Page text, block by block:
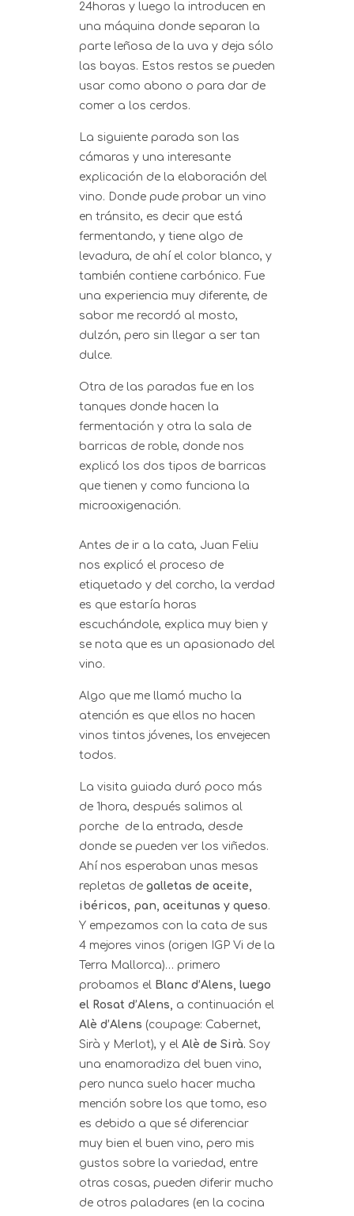
24horas y luego la introducen en
una máquina donde separan la
parte leñosa de la uva y deja sólo
las bayas. Estos restos se pueden
usar como abono o para dar de
comer a los cerdos.
La siguiente parada son las
cámaras y una interesante
explicación de la elaboración del
vino. Donde pude probar un vino
en tránsito, es decir que está
fermentando, y tiene algo de
levadura, de ahí el color blanco, y
también contiene carbónico. Fue
una experiencia muy diferente, de
sabor me recordó al mosto,
dulzón, pero sin llegar a ser tan
dulce.
Otra de las paradas fue en los
tanques donde hacen la
fermentación y otra la sala de
barricas de roble, donde nos
explicó los dos tipos de barricas
que tienen y como funciona la
microoxigenación.
Antes de ir a la cata, Juan Feliu
nos explicó el proceso de
etiquetado y del corcho, la verdad
es que estaría horas
escuchándole, explica muy bien y
se nota que es un apasionado del
vino.
Algo que me llamó mucho la
atención es que ellos no hacen
vinos tintos jóvenes, los envejecen
todos.
La visita guiada duró poco más
de 1hora, después salimos al
porche de la entrada, desde
donde se pueden ver los viñedos.
Ahí nos esperaban unas mesas
repletas de galletas de aceite,
ibéricos, pan, aceitunas y queso.
Y empezamos con la cata de sus
4 mejores vinos (origen IGP Vi de la
Terra Mallorca)… primero
probamos el Blanc d’Alens, luego
el Rosat d’Alens, a continuación el
Alè d’Alens (coupage: Cabernet,
Sirà y Merlot), y el Alè de Sirà. Soy
una enamoradiza del buen vino,
pero nunca suelo hacer mucha
mención sobre los que tomo, eso
es debido a que sé diferenciar
muy bien el buen vino, pero mis
gustos sobre la variedad, entre
otras cosas, pueden diferir mucho
de otros paladares (en la cocina